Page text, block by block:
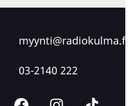
myynti@radiokulma.fi
03-2140 222